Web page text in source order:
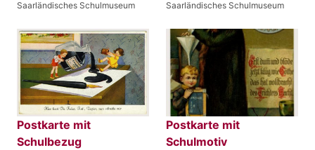
Saarländisches Schulmuseum Saarländisches Schulmuseum
Postkarte mit
Schulbezug
Postkarte mit
Schulmotiv